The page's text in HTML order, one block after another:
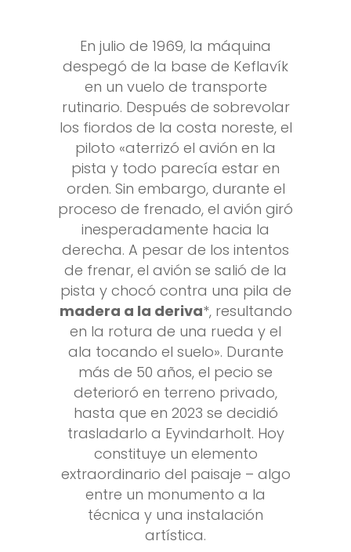
En julio de 1969, la máquina
despegó de la base de Keflavík
en un vuelo de transporte
rutinario. Después de sobrevolar
los fiordos de la costa noreste, el
piloto «aterrizó el avión en la
pista y todo parecía estar en
orden. Sin embargo, durante el
proceso de frenado, el avión giró
inesperadamente hacia la
derecha. A pesar de los intentos
de frenar, el avión se salió de la
pista y chocó contra una pila de
madera a la deriva*, resultando
en la rotura de una rueda y el
ala tocando el suelo». Durante
más de 50 años, el pecio se
deterioró en terreno privado,
hasta que en 2023 se decidió
trasladarlo a Eyvindarholt. Hoy
constituye un elemento
extraordinario del paisaje – algo
entre un monumento a la
técnica y una instalación
artística.